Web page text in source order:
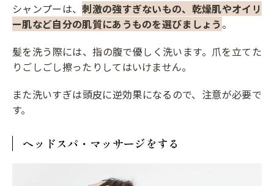
シャンプーは、刺激の強すぎないもの、乾燥肌やオイリ
ー肌など自分の肌質にあうものを選びましょう 。
髪を洗う際には、指の腹で優しく洗います。爪を立てた
りごしごし擦ったりしてはいけません。
また洗いすぎは頭皮に逆効果になるので、注意が必要で
す。
ヘッドスパ・マッサージをする